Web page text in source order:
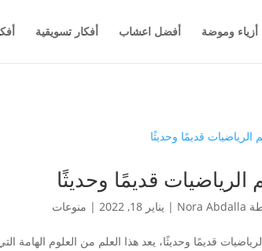
أزياء وموضة أفضل اعشاب أفكار تسويقية
الرياضيات قديمًا وحديثًا
Nora Abdalla
| يناير 18, 2022 | منوعات
قديمًا وحديثًا، يعد هذا العلم من العلوم الهامة